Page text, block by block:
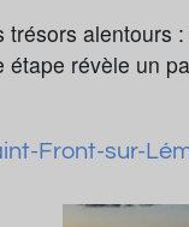
alentours
étape révèle un
Front-sur-